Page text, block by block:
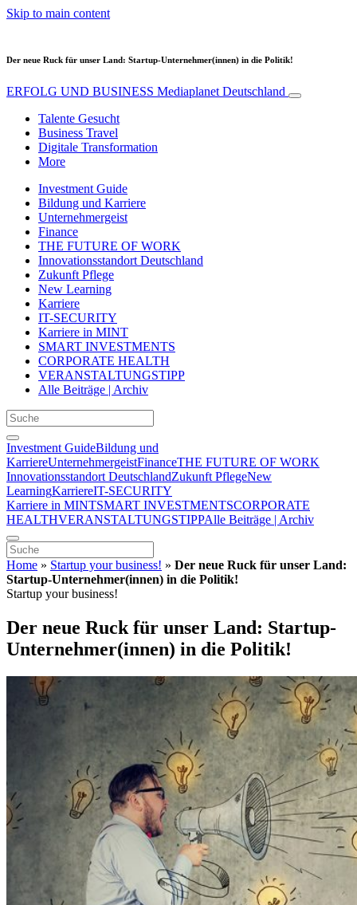
Skip to main content
Der neue Ruck für unser Land: Startup-Unternehmer(innen) in die Politik!
ERFOLG UND BUSINESS Mediaplanet Deutschland
Talente Gesucht
Business Travel
Digitale Transformation
More
Investment Guide
Bildung und Karriere
Unternehmergeist
Finance
THE FUTURE OF WORK
Innovationsstandort Deutschland
Zukunft Pflege
New Learning
Karriere
IT-SECURITY
Karriere in MINT
SMART INVESTMENTS
CORPORATE HEALTH
VERANSTALTUNGSTIPP
Alle Beiträge | Archiv
Investment GuideBildung und
KarriereUnternehmergeistFinanceTHE FUTURE OF WORK
Innovationsstandort DeutschlandZukunft PflegeNew
LearningKarriereIT-SECURITY
Karriere in MINTSMART INVESTMENTSCORPORATE
HEALTHVERANSTALTUNGSTIPPAlle Beiträge | Archiv
Home » Startup your business! » Der neue Ruck für unser Land:
Startup-Unternehmer(innen) in die Politik!
Startup your business!
Der neue Ruck für unser Land: Startup-
Unternehmer(innen) in die Politik!